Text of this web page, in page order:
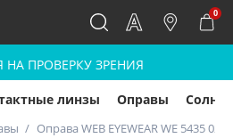
0
НА ПРОВЕРКУ ЗРЕНИЯ
линзы Оправы
Оправа WEB EYEWEAR WE 5435 020